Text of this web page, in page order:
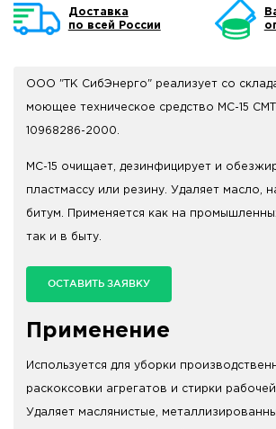
Доставка
по всей России
ООО "ТК СибЭнерго" реализует со
моющее техническое средство МС-15 СМТ
10968286-2000.
МС-15 очищает, дезинфицирует и
пластмассу или резину. Удаляет масло,
битум. Применяется как на
так и в быту.
ОСТАВИТЬ ЗАЯВКУ
Применение
Используется для уборки
раскоксовки агрегатов и стирки
Удаляет маслянистые,